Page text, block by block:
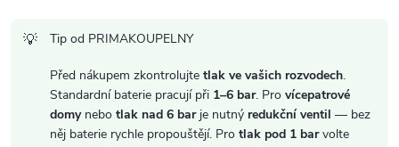
Tip od PRIMAKOUPELNY
Před nákupem zkontrolujte tlak ve vašich rozvodech.
Standardní baterie pracují při 1–6 bar. Pro vícepatrové
domynebo tlak nad 6 barje nutný redukční ventil — bez
něj baterie rychle propouštějí. Pro tlak pod 1 barvolte